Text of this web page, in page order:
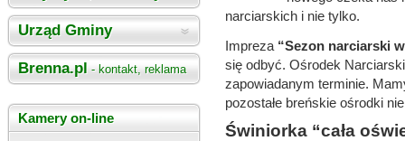
Urząd Gminy
Brenna.pl- kontakt, reklama
Kamery on-line
narciarskich i nie tylko.
Impreza “Sezon narciarski
się odbyć. Ośrodek
zapowiadanym terminie.
pozostałe breńskie ośrodki
Świniorka “cała